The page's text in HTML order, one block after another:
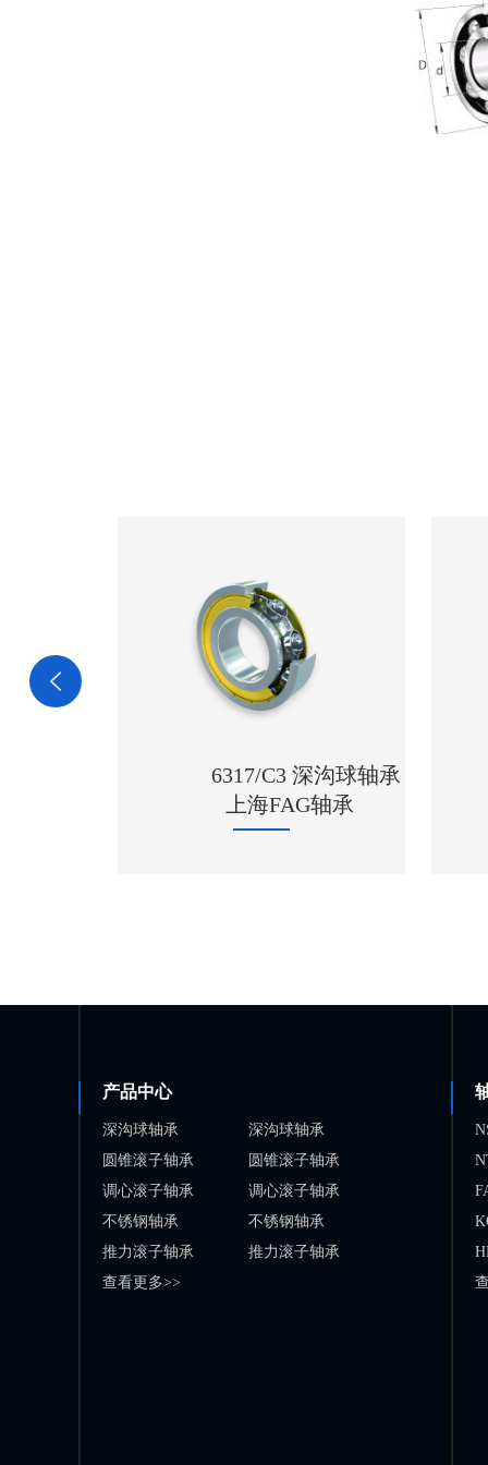
1209 进口NSK轴承
产品中心
深沟球轴承
圆锥滚子轴承
调心滚子轴承
不锈钢轴承
推力滚子轴承
查看更多>>
深沟球轴承
圆锥滚子轴承
调心滚子轴承
不锈钢轴承
推力滚子轴承